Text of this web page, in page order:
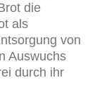
die
als
von
Auswuchs
durch ihr